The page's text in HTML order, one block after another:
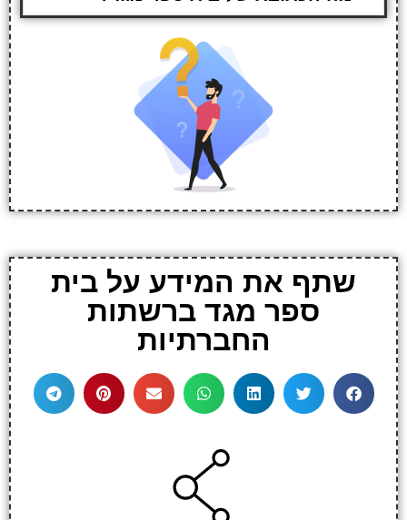
שתף את המידע על בית
ספר מגד ברשתות
החברתיות